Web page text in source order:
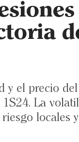
y el precio
La
locales